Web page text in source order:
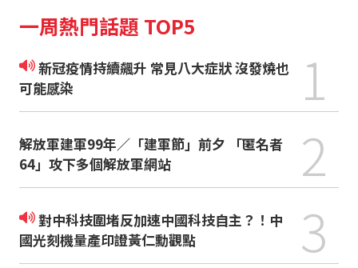
一周熱門話題 TOP5
新冠疫情持續飆升 常見八大症狀 沒發燒也
可能感染
1
解放軍建軍99年／「建軍節」前夕 「匿名者
64」攻下多個解放軍網站
2
對中科技圍堵反加速中國科技自主？！中
國光刻機量產印證黃仁勳觀點
3